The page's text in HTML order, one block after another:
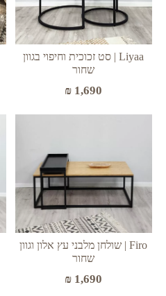
Liyaa | סט זכוכית וחיפוי בגוון
שחור
₪ 1,690
Firo | שולחן מלבני עץ אלון וגוון
שחור
₪ 1,690